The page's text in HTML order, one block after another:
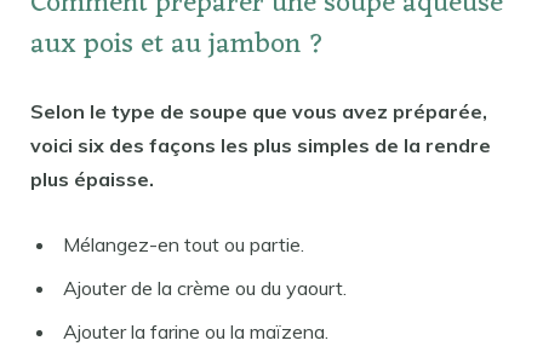
aux pois et au jambon ?
Selon le type de soupe que vous avez préparée,
voici six des façons les plus simples de la rendre
plus épaisse.
Mélangez-en tout ou partie.
Ajouter de la crème ou du yaourt.
Ajouter la farine ou la maïzena.